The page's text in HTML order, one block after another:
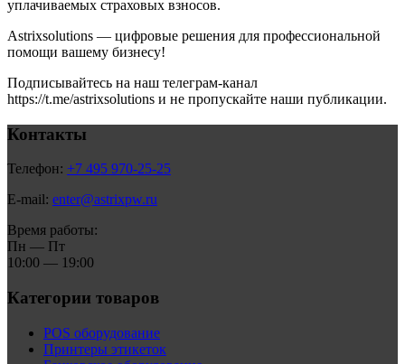
уплачиваемых страховых взносов.
Astrixsolutions — цифровые решения для профессиональной
помощи вашему бизнесу!
Подписывайтесь на наш телеграм-канал
https://t.me/astrixsolutions и не пропускайте наши публикации.
Контакты
Телефон: +7 495 970-25-25
E-mail: enter@astrixpw.ru
Время работы:
Пн — Пт
10:00 — 19:00
Категории товаров
POS оборудование
Принтеры этикеток